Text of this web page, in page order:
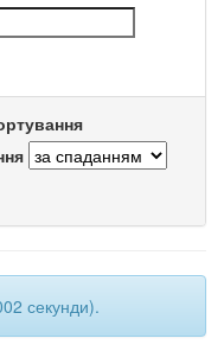
секунди).